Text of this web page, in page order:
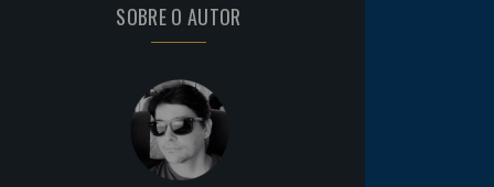
SOBRE O AUTOR